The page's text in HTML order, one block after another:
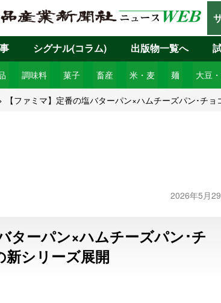
調味料 菓子 畜産 米・麦 麺 大豆
シグナル(コラム) 出版物一覧へ
【ファミマ】定番の塩バターパン×ハムチーズパン･チ
2026年5月
ターパン×ハムチーズパン･チ
シリーズ展開